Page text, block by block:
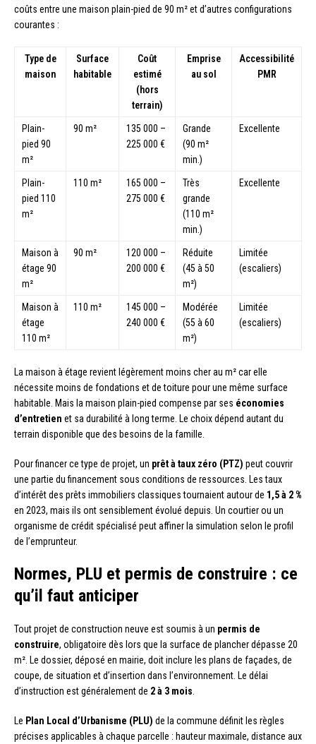
coûts entre une maison plain-pied de 90 m² et d’autres configurations
courantes :
Type de
maison
Surface
habitable
Coût
estimé
(hors
terrain)
Emprise
au sol
Accessibilité
PMR
Plain-
pied 90
m²
90 m²
135 000 –
225 000 €
Grande
(90 m²
min.)
Excellente
Plain-
pied 110
m²
110 m²
165 000 –
275 000 €
Très
grande
(110 m²
min.)
Excellente
Maison à
étage 90
m²
90 m²
120 000 –
200 000 €
Réduite
(45 à 50
m²)
Limitée
(escaliers)
Maison à
étage
110 m²
110 m²
145 000 –
240 000 €
Modérée
(55 à 60
m²)
Limitée
(escaliers)
La maison à étage revient légèrement moins cher au m² car elle
nécessite moins de fondations et de toiture pour une même surface
habitable. Mais la maison plain-pied compense par ses économies
d’entretien et sa durabilité à long terme. Le choix dépend autant du
terrain disponible que des besoins de la famille.
Pour financer ce type de projet, un prêt à taux zéro (PTZ) peut couvrir
une partie du financement sous conditions de ressources. Les taux
d’intérêt des prêts immobiliers classiques tournaient autour de 1,5 à 2 %
en 2023, mais ils ont sensiblement évolué depuis. Un courtier ou un
organisme de crédit spécialisé peut affiner la simulation selon le profil
de l’emprunteur.
Normes, PLU et permis de construire : ce
qu’il faut anticiper
Tout projet de construction neuve est soumis à un permis de
construire, obligatoire dès lors que la surface de plancher dépasse 20
m². Le dossier, déposé en mairie, doit inclure les plans de façades, de
coupe, de situation et d’insertion dans l’environnement. Le délai
d’instruction est généralement de 2 à 3 mois
Le Plan Local d’Urbanisme (PLU) de la commune définit les règles
précises applicables à chaque parcelle : hauteur maximale, distance aux